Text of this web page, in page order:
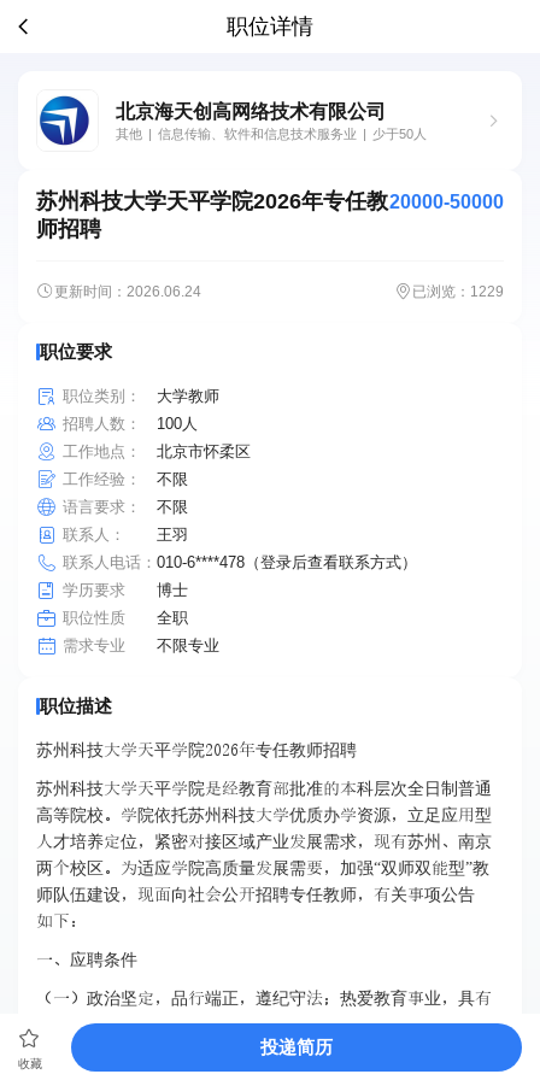
职位详情
北京海天创高网络技术有限公司
其他 | 信息传输、软件和信息技术服务业 | 少于50人
苏州科技大学天平学院2026年专任教
师招聘
20000-50000
更新时间：2026.06.24 已浏览：1229
职位要求
职位类别：
大学教师
招聘人数：
100人
工作地点：
北京市怀柔区
工作经验：
不限
语言要求：
不限
联系人：
王羽
联系人电话： 010-6****478（登录后查看联系方式）
学历要求
博士
职位性质
全职
需求专业
不限专业
职位描述
苏州科技平院专任教师招聘
苏州科技平院教育批准科层次全日制普通
高等院校院依托苏州科技优质办资源立足应型
才培养位紧密接区域产业展需求苏州南京
两校区适应院高质量展需加强“双师双型”教
师队伍建设向社公招聘专任教师关项公告

应聘条件
政治坚品端正遵纪守热爱教育业具
高尚师德较强业责任感及团队协精神具良
组织协调力表达力及科研力
收藏
投递简历